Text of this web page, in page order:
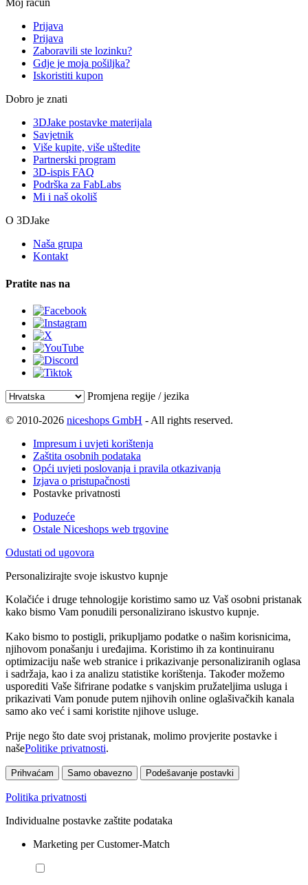
Moj račun
Prijava
Prijava
Zaboravili ste lozinku?
Gdje je moja pošiljka?
Iskoristiti kupon
Dobro je znati
3DJake postavke materijala
Savjetnik
Više kupite, više uštedite
Partnerski program
3D-ispis FAQ
Podrška za FabLabs
Mi i naš okoliš
O 3DJake
Naša grupa
Kontakt
Pratite nas na
Promjena regije / jezika
© 2010-2026 niceshops GmbH - All rights reserved.
Impresum i uvjeti korištenja
Zaštita osobnih podataka
Opći uvjeti poslovanja i pravila otkazivanja
Izjava o pristupačnosti
Postavke privatnosti
Poduzeće
Ostale Niceshops web trgovine
Odustati od ugovora
Personalizirajte svoje iskustvo kupnje
Kolačiće i druge tehnologije koristimo samo uz Vaš osobni pristanak
kako bismo Vam ponudili personalizirano iskustvo kupnje.
Kako bismo to postigli, prikupljamo podatke o našim korisnicima,
njihovom ponašanju i uređajima. Koristimo ih za kontinuiranu
optimizaciju naše web stranice i prikazivanje personaliziranih oglasa
i sadržaja, kao i za analizu statistike korištenja. Također možemo
usporediti Vaše šifrirane podatke s vanjskim pružateljima usluga i
prikazivati Vam ponude putem njihovih online oglašivačkih kanala
samo ako već i sami koristite njihove usluge.
Prije nego što date svoj pristanak, molimo provjerite postavke i
našePolitike privatnosti.
Prihvaćam Samo obavezno Podešavanje postavki
Politika privatnosti
Individualne postavke zaštite podataka
Marketing per Customer-Match